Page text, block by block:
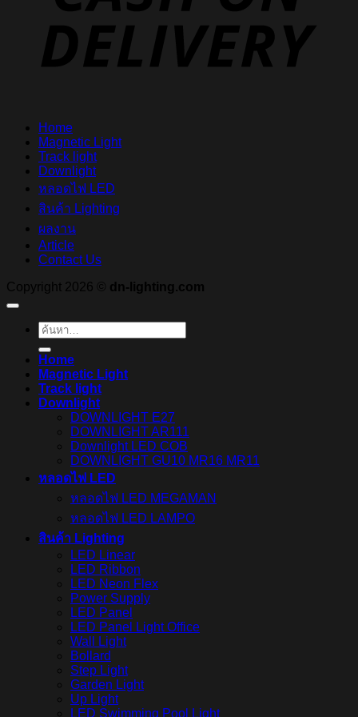
Home
Magnetic Light
Track light
Downlight
หลอดไฟ LED
สินค้า Lighting
ผลงาน
Article
Contact Us
Copyright 2026 © dn-lighting.com
ค้นหา:
Home
Magnetic Light
Track light
Downlight
DOWNLIGHT E27
DOWNLIGHT AR111
Downlight LED COB
DOWNLIGHT GU10 MR16 MR11
หลอดไฟ LED
หลอดไฟ LED MEGAMAN
หลอดไฟ LED LAMPO
สินค้า Lighting
LED Linear
LED Ribbon
LED Neon Flex
Power Supply
LED Panel
LED Panel Light Office
Wall Light
Bollard
Step Light
Garden Light
Up Light
LED Swimming Pool Light